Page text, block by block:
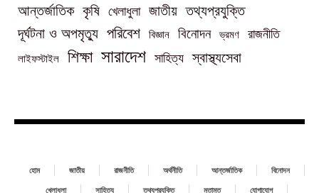
আন্তর্জাতিক কৃষি খেলাধুলা জাতীয় তথ্যপ্রযুক্তি
দূর্ঘটনা ও অপমৃত্যু পরিবেশ বিজ্ঞান বিনোদন ভ্রমণ রাজনীতি
লাইফস্টাইল শিক্ষা সারাদেশ সাহিত্য স্বাস্থ্যসেবা
হোম জাতীয় রাজনীতি অর্থনীতি আন্তর্জাতিক বিনোদন
খেলাধুলা সাহিত্য তথ্যপ্রযুক্তি মতামত যোগাযোগ